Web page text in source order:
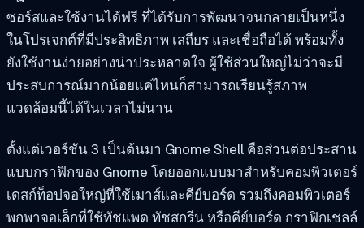
ซอร์สและใช้งานได้ฟรี ที่ได้รับการพัฒนาจนกลายเป็นหนึ่ง
ในโปรเจกต์ที่มีประสิทธิภาพ เสถียร และเชื่อถือได้ พร้อมทั้ง
ยังใช้งานง่ายอย่างน่าประหลาดใจ ผู้ใช้ส่วนใหญ่ไม่ว่าจะมี
ประสบการณ์มากน้อยแค่ไหนก็สามารถเรียนรู้สภาพ
แวดล้อมนี้ได้ในเวลาไม่นาน
ตั้งแต่เวอร์ชัน 3 เป็นต้นมา Gnome Shell คือส่วนต่อประสาน
แบบกราฟิกของ Gnome โดยออกแบบมาสำหรับคอมพิวเตอร์
เดสก์ท็อปจอใหญ่ที่ใช้เมาส์และคีย์บอร์ด รวมถึงคอมพิวเตอร์
พกพาจอเล็กที่ใช้ทัชแพด ทัชสกรีน หรือคีย์บอร์ด กราฟิกเชลล์